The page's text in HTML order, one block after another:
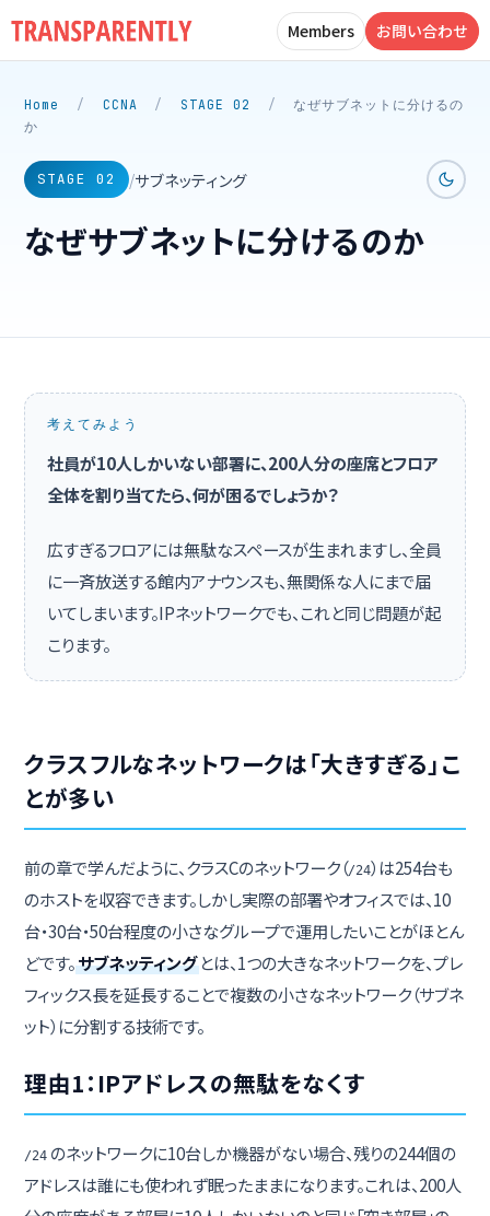
Members お問い合わせ
Home / CCNA / STAGE 02 /
なぜサブネットに分けるの
か
STAGE 02 /サブネッティング
なぜサブネットに分けるのか
考えてみよう
社員が10人しかいない部署に、200人分の座席とフロア
全体を割り当てたら、何が困るでしょうか？
広すぎるフロアには無駄なスペースが生まれますし、全員
に一斉放送する館内アナウンスも、無関係な人にまで届
いてしまいます。IPネットワークでも、これと同じ問題が起
こります。
クラスフルなネットワークは「大きすぎる」こ
とが多い
前の章で学んだように、クラスCのネットワーク（/24）は254台も
のホストを収容できます。しかし実際の部署やオフィスでは、10
台・30台・50台程度の小さなグループで運用したいことがほとん
どです。サブネッティング とは、1つの大きなネットワークを、プレ
フィックス長を延長することで複数の小さなネットワーク（サブネ
ット）に分割する技術です。
理由1：IPアドレスの無駄をなくす
/24 のネットワークに10台しか機器がない場合、残りの244個の
アドレスは誰にも使われず眠ったままになります。これは、200人